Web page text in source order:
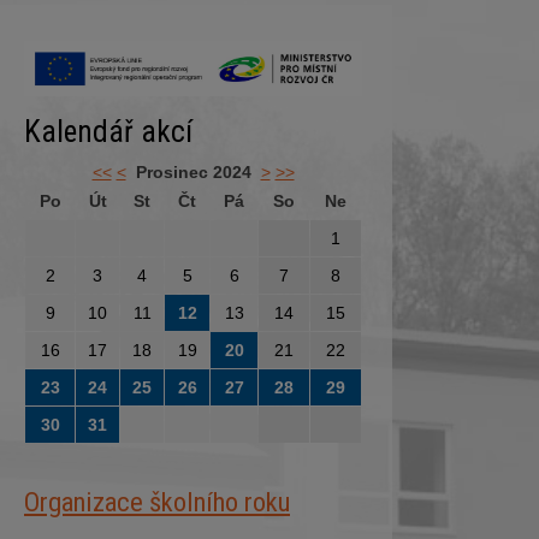
Kalendář akcí
<< < Prosinec 2024 > >>
Po
Út St Čt Pá So
Ne
1
2
3 4 5 6 7
8
9
10 11 12 13 14
15
16
17 18 19 20 21
22
23
24 25 26 27 28
29
30
31
Organizace školního roku